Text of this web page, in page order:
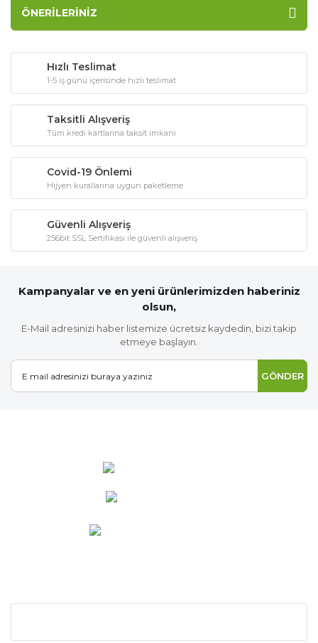
ÖNERILERINIZ
Hızlı Teslimat
1-5 iş günü içerisinde hızlı teslimat
Taksitli Alışveriş
Tüm kredi kartlarına taksit imkanı
Covid-19 Önlemi
Hijyen kurallarına uygun paketleme
Güvenli Alışveriş
256bit SSL Sertifikası ile güvenli alışveriş
Kampanyalar ve en yeni ürünlerimizden haberiniz
olsun,
E-Mail adresinizi haber listemize ücretsiz kaydedin, bizi takip
etmeye başlayın.
GÖNDER